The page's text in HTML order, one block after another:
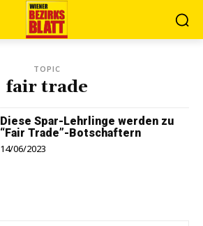
TOPIC
fair trade
Diese Spar-Lehrlinge werden zu
“Fair Trade”-Botschaftern
14/06/2023